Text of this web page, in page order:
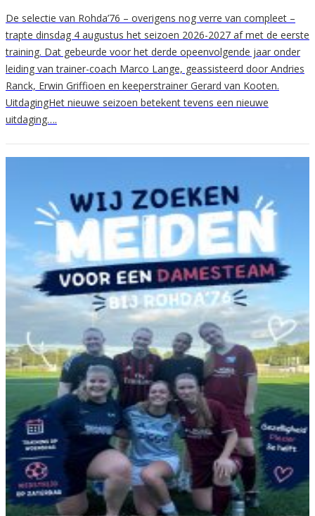
De selectie van Rohda’76 – overigens nog verre van compleet –
trapte dinsdag 4 augustus het seizoen 2026-2027 af met de eerste
training. Dat gebeurde voor het derde opeenvolgende jaar onder
leiding van trainer-coach Marco Lange, geassisteerd door Andries
Ranck, Erwin Griffioen en keeperstrainer Gerard van Kooten.
UitdagingHet nieuwe seizoen betekent tevens een nieuwe
uitdaging….